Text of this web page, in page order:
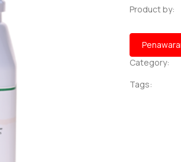
Product by:
Category:
Tags: